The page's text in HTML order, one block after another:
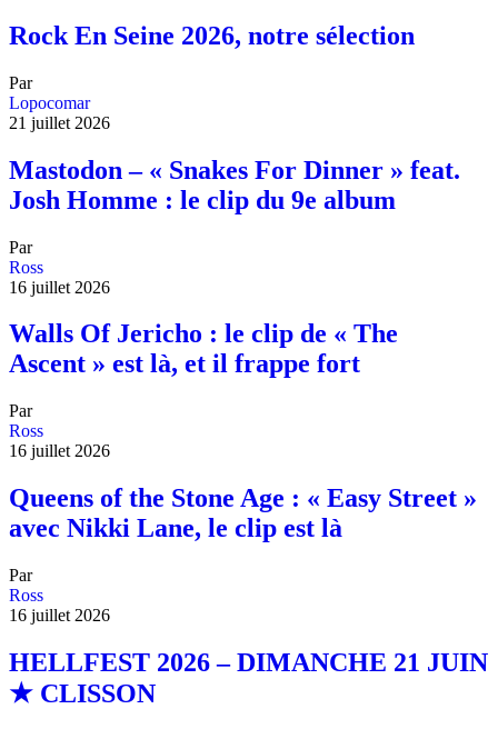
Rock En Seine 2026, notre sélection
Par
Lopocomar
21 juillet 2026
Mastodon – « Snakes For Dinner » feat.
Josh Homme : le clip du 9e album
Par
Ross
16 juillet 2026
Walls Of Jericho : le clip de « The
Ascent » est là, et il frappe fort
Par
Ross
16 juillet 2026
Queens of the Stone Age : « Easy Street »
avec Nikki Lane, le clip est là
Par
Ross
16 juillet 2026
HELLFEST 2026 – DIMANCHE 21 JUIN
★ CLISSON